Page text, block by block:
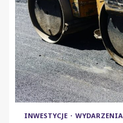
INWESTYCJE WYDARZENIA